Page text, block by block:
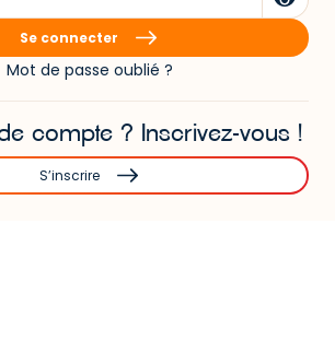
Se connecter
Mot de passe oublié ?
compte ? Inscrivez-vous !
S’inscrire